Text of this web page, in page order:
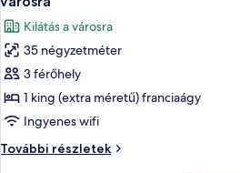
szoba
összes
képének
megtekintése:
Deluxe
szoba,
1
king
Kilátás a városra
35 négyzetméter
3 férőhely
1 king (extra méretű) franciaágy
Ingyenes wifi
További részletek
Deluxe